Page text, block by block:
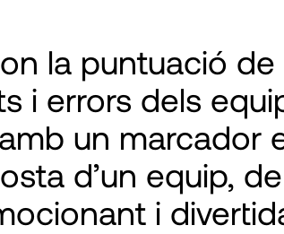
la puntuació
i errors dels
un marcador
d’un equip,
i